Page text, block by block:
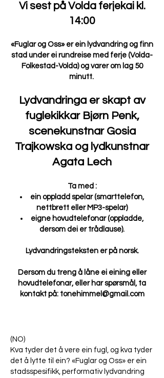
Vi sest på Volda ferjekai kl.
14:00
«Fuglar og Oss» er ein lydvandring og finn
stad under ei rundreise med ferje (Volda-
Folkestad-Volda) og varer om lag 50
minutt.
Lydvandringa er skapt av
fuglekikkar Bjørn Penk,
scenekunstnar Gosia
Trajkowska og lydkunstnar
Agata Lech
Ta med :
ein oppladd spelar (smarttelefon,
nettbrett eller MP3-spelar)
eigne hovudtelefonar (oppladde,
dersom dei er trådlause).
Lydvandringsteksten er på norsk.
Dersom du treng å låne ei eining eller
hovudtelefonar, eller har spørsmål, ta
kontakt på: tonehimmel@gmail.com
(NO)
Kva tyder det å vere ein fugl, og kva tyder
det å lytte til ein? «Fuglar og Oss» er ein
stadsspesifikk, performativ lydvandring